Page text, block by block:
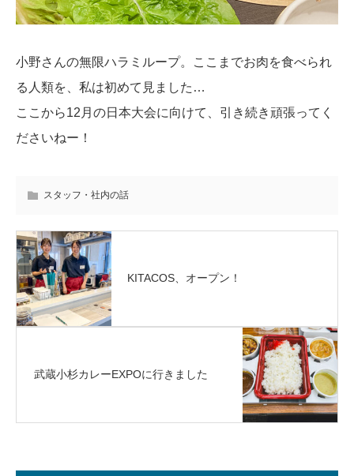
小野さんの無限ハラミループ。ここまでお肉を食べられ
る人類を、私は初めて見ました…
ここから12月の日本大会に向けて、引き続き頑張ってく
ださいねー！
スタッフ・社内の話
KITACOS、オープン！
武蔵小杉カレーEXPOに行きました